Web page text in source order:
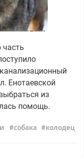
Енотаевской
из
помощь.
собака колодец